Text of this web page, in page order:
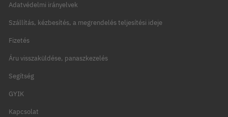
Adatvédelmi irányelvek
Szállítás, kézbesítés, a megrendelés teljesítési ideje
Fizetés
Áru visszaküldése, panaszkezelés
Segítség
GYIK
Kapcsolat